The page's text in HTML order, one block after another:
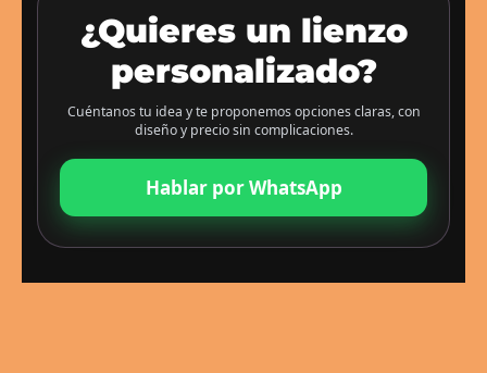
¿Quieres un lienzo
personalizado?
Cuéntanos tu idea y te proponemos opciones claras, con
diseño y precio sin complicaciones.
Hablar por WhatsApp